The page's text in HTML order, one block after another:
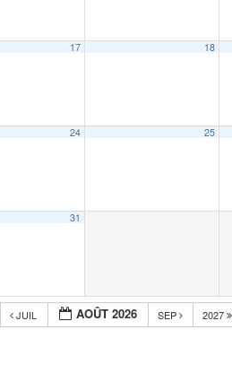
17 18
24 25
31
JUIL AOÛT 2026 SEP 2027